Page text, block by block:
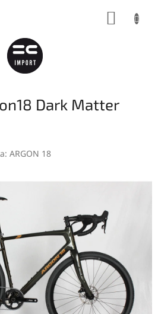
Dark Matter
ARGON 18